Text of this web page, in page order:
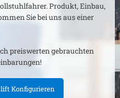
Produkt, Einbau,
Sie bei uns aus einer
preiswerten gebrauchten
Konfigurieren